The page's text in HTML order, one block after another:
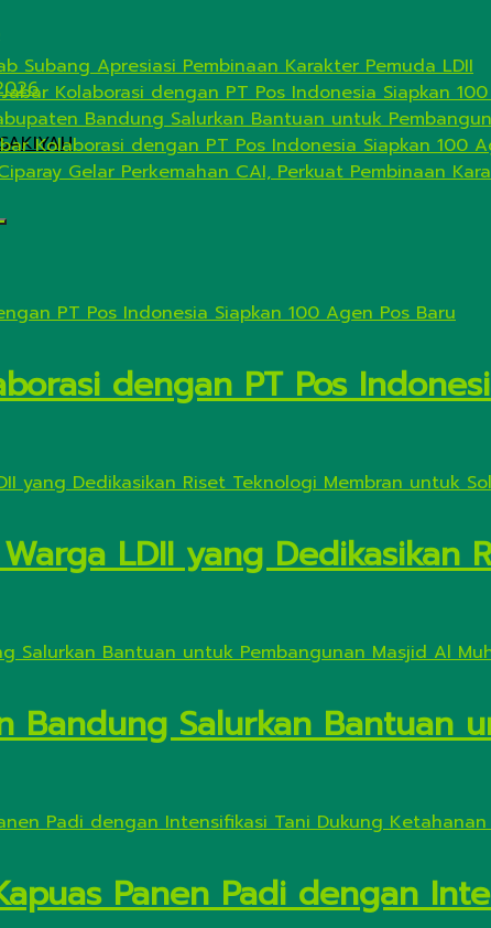
Subang Apresiasi Pembinaan Karakter Pemuda LDII
Jabar Kolaborasi dengan PT Pos Indonesia Siapkan
Bandung Salurkan Bantuan untuk
Kolaborasi dengan PT Pos Indonesia Siapkan 100
Gelar Perkemahan CAI, Perkuat Pembinaan
dengan PT Pos
LDII yang
Bandung Salurkan Bantuan
Panen Padi dengan